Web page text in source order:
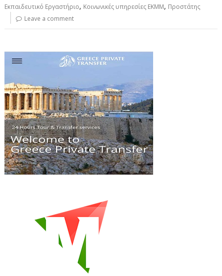
Εκπαιδευτικό Εργαστήριο, Κοινωνικές υπηρεσίες ΕΚΜΜ, Προστάτης
Leave a comment